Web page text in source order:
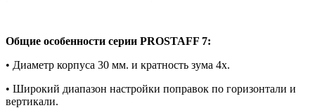
Общие особенности серии PROSTAFF 7:
• Диаметр корпуса 30 мм. и кратность зума 4x.
• Широкий диапазон настройки поправок по горизонтали и
вертикали.